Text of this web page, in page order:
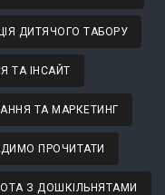
ДИТЯЧОГО ТАБОРУ
ТА ІНСАЙТ
ТА МАРКЕТИНГ
ПРОЧИТАТИ
З ДОШКІЛЬНЯТАМИ